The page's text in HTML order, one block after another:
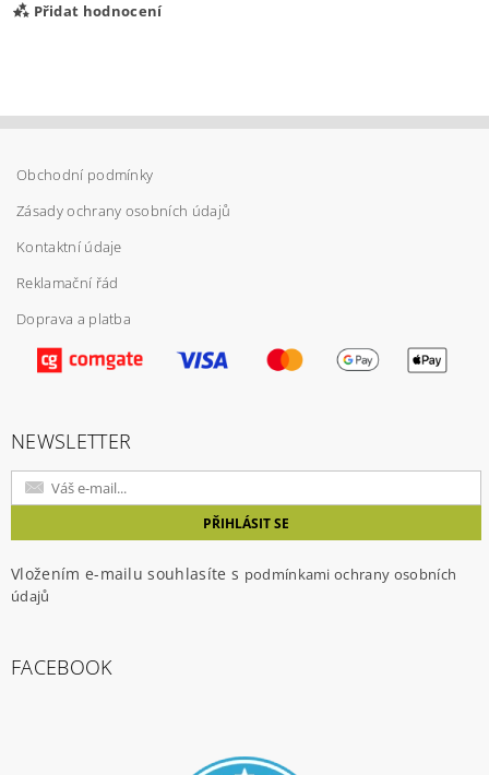
Přidat hodnocení
Vložením hodnocení souhlasíte spodmínkami
ochrany osobních údajů
Obchodní podmínky
Zásady ochrany osobních údajů
Kontaktní údaje
Reklamační řád
Doprava a platba
NEWSLETTER
Vložením e-mailu souhlasíte s podmínkami ochrany osobních
údajů
FACEBOOK